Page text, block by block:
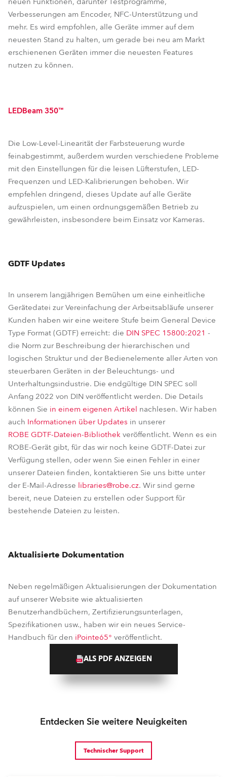
Verbesserungen am Encoder, NFC-Unterstützung und
mehr. Es wird empfohlen, alle Geräte immer auf dem
neuesten Stand zu halten, um gerade bei neu am Markt
erschienenen Geräten immer die neuesten Features
nutzen zu können.
LEDBeam 350™
Die Low-Level-Linearität der Farbsteuerung wurde
feinabgestimmt, außerdem wurden verschiedene Probleme
mit den Einstellungen für die leisen Lüfterstufen, LED-
Frequenzen und LED-Kalibrierungen behoben. Wir
empfehlen dringend, dieses Update auf alle Geräte
aufzuspielen, um einen ordnungsgemäßen Betrieb zu
gewährleisten, insbesondere beim Einsatz vor Kameras.
GDTF Updates
In unserem langjährigen Bemühen um eine einheitliche
Gerätedatei zur Vereinfachung der Arbeitsabläufe unserer
Kunden haben wir eine weitere Stufe beim General Device
Type Format (GDTF) erreicht: die DIN SPEC 15800:2021 -
die Norm zur Beschreibung der hierarchischen und
logischen Struktur und der Bedienelemente aller Arten von
steuerbaren Geräten in der Beleuchtungs- und
Unterhaltungsindustrie. Die endgültige DIN SPEC soll
Anfang 2022 von DIN veröffentlicht werden. Die Details
können Sie in einem eigenen Artikel nachlesen. Wir haben
auch Informationen über Updates in unserer
ROBE GDTF-Dateien-Bibliothek veröffentlicht. Wenn es ein
ROBE-Gerät gibt, für das wir noch keine GDTF-Datei zur
Verfügung stellen, oder wenn Sie einen Fehler in einer
unserer Dateien finden, kontaktieren Sie uns bitte unter
der E-Mail-Adresse libraries@robe.cz. Wir sind gerne
bereit, neue Dateien zu erstellen oder Support für
bestehende Dateien zu leisten.
Aktualisierte Dokumentation
Neben regelmäßigen Aktualisierungen der Dokumentation
auf unserer Website wie aktualisierten
Benutzerhandbüchern, Zertifizierungsunterlagen,
Spezifikationen usw., haben wir ein neues Service-
Handbuch für den iPointe65® veröffentlicht.
ALS PDF ANZEIGEN
Entdecken Sie weitere Neuigkeiten
Technischer Support